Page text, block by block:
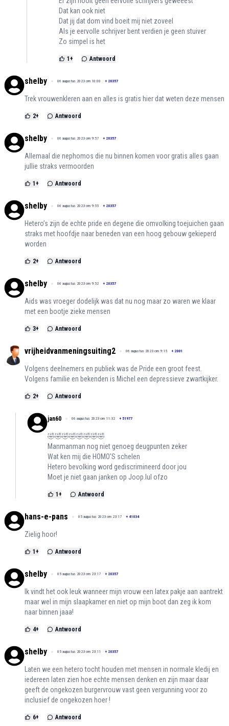
Dat kan ook niet
Dat jij dat dom vind boeit mij niet zoveel
Als je eervolle schrijver bent verdien je geen stuiver
Zo simpel is het
1 + Antwoord
shelby 06 augustus 2023 om 10:00 + 20357
Trek vrouwenkleren aan en alles is gratis hier dat weten deze mensen
2+ Antwoord
shelby 06 augustus 2023 om 9:57 + 20357
Allemaal die nephomos die nu binnen komen voor gratis alles gaan
jullie straks vermoorden
1 + Antwoord
shelby 06 augustus 2023 om 9:55 + 20357
Hetero’s zijn de echte pride en degene die omvolking toejuichen gaan
straks met hoofdje naar beneden van een hoog gebouw gekieperd
worden
2+ Antwoord
shelby 06 augustus 2023 om 9:52 + 20357
Aids was vroeger dodelijk was dat nu nog maar zo waren we klaar
met een bootje zieke mensen
3+ Antwoord
vrijheidvanmeningsuiting2 06 augustus 2023 om 9:15 + 2001
Volgens deelnemers en publiek was de Pride een groot feest.
Volgens familie en bekenden is Michel een depressieve zwartkijker.
2+ Antwoord
jan60 06 augustus 2023 om 11:32 + 51977
🤣🤣🤣🤣🤣🤣🤣🤣
Manmanman nog niet genoeg deugpunten zeker
Wat ken mij die HOMO'S schelen
Hetero bevolking word gediscrimineerd door jou
Moet je niet gaan janken op Joop.lul ofzo
1 + Antwoord
hans-e-pans 05 augustus 2023 om 23:17 + 41034
Zielig hoor!
1 + Antwoord
shelby 05 augustus 2023 om 23:17 + 20357
Ik vindt het ook leuk wanneer mijn vrouw een latex pakje aan aantrekt
maar wel in mijn slaapkamer en niet op mijn boot dan zeg ik kom
naar binnen jaaa!
4+ Antwoord
shelby 05 augustus 2023 om 23:11 + 20357
Laten we een hetero tocht houden met mensen in normale kledij en
iedereen laten zien hoe echte mensen denken en zijn maar daar
geeft de ongekozen burgervrouw vast geen vergunning voor zo
inclusief de ongekozen hoer !
6+ Antwoord